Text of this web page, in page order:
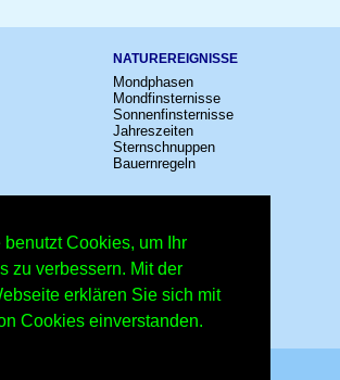
benutzt Cookies, um Ihr
zu verbessern. Mit der
erklären Sie sich mit
Cookies einverstanden.
NATUREREIGNISSE
Mondphasen
Mondfinsternisse
Sonnenfinsternisse
Jahreszeiten
Sternschnuppen
Bauernregeln
Sternzeichen
Schalttage
Wahltage
Messen
Erinnerungen
Volksfeste